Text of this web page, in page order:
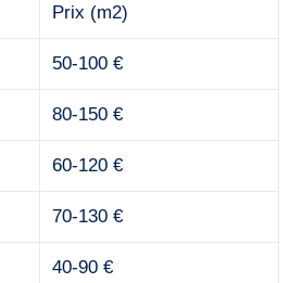
Prix (m2)
50-100 €
80-150 €
60-120 €
70-130 €
40-90 €